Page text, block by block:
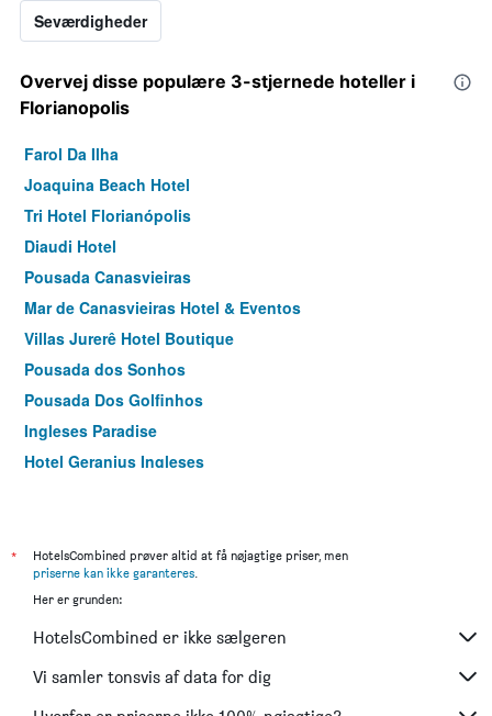
Seværdigheder
Overvej disse populære 3-stjernede hoteller i
Florianopolis
Farol Da Ilha
Joaquina Beach Hotel
Tri Hotel Florianópolis
Diaudi Hotel
Pousada Canasvieiras
Mar de Canasvieiras Hotel & Eventos
Villas Jurerê Hotel Boutique
Pousada dos Sonhos
Pousada Dos Golfinhos
Ingleses Paradise
Hotel Geranius Ingleses
Aparhotel Monte Líbano
The Hyperion Boutique Hotel
Apart Carolina
Hotel Porto Madero
Bistrô e Guest House Isadora Duncan
*
HotelsCombined prøver altid at få nøjagtige priser, men
priserne kan ikke garanteres.
Her er grunden:
HotelsCombined er ikke sælgeren
Vi samler tonsvis af data for dig